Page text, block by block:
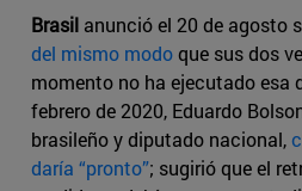
Brasil anunció el 20 de agosto
del mismo modoque sus dos
momento no ha ejecutado esa
febrero de 2020, Eduardo
brasileño y diputado nacional,
daría “pronto”; sugirió que el